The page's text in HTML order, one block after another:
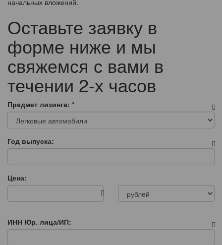
начальных вложений.
Оставьте заявку в
форме ниже и мы
свяжемся с вами в
течении 2-х часов
Предмет лизинга: *
Год выпуска:
Цена:
ИНН Юр. лица/ИП: